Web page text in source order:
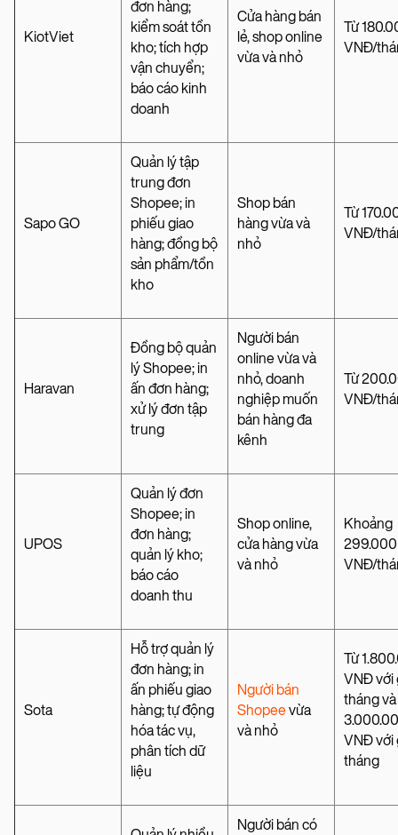
KiotViet
đơn hàng;
kiểm soát tồn
kho; tích hợp
vận chuyển;
báo cáo kinh
doanh
Cửa hàng bán
lẻ, shop online
vừa và nhỏ
Từ
VNĐ/
Sapo GO
Quản lý tập
trung đơn
Shopee; in
phiếu giao
hàng; đồng bộ
sản phẩm/tồn
kho
Shop bán
hàng vừa và
nhỏ
Từ
VNĐ/
Haravan
Đồng bộ quản
lý Shopee; in
ấn đơn hàng;
xử lý đơn tập
trung
Người bán
online vừa và
nhỏ, doanh
nghiệp muốn
bán hàng đa
kênh
Từ
VNĐ/
UPOS
Quản lý đơn
Shopee; in
đơn hàng;
quản lý kho;
báo cáo
doanh thu
Shop online,
cửa hàng vừa
và nhỏ
Khoảng
299.000
VNĐ/
Sota
Hỗ trợ quản lý
đơn hàng; in
ấn phiếu giao
hàng; tự động
hóa tác vụ,
phân tích dữ
liệu
Người bán
Shopeevừa
và nhỏ
Từ
VNĐ với
tháng
VNĐ với
tháng
Người bán có